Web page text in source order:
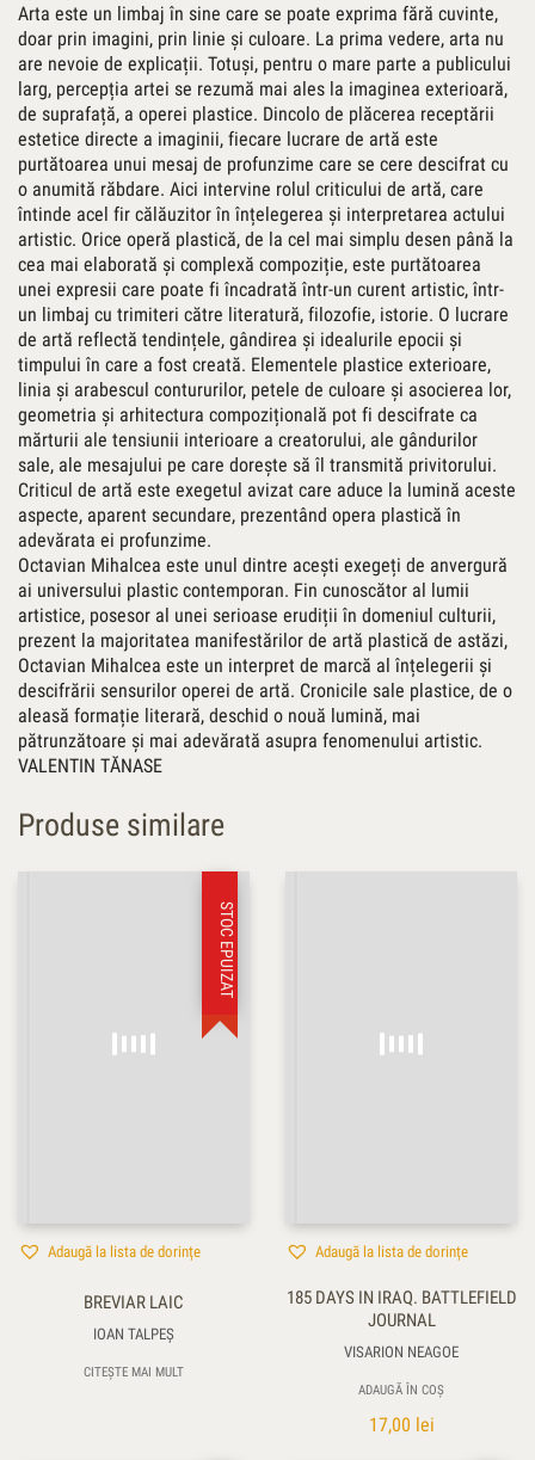
Arta este un limbaj în sine care se poate exprima fără cuvinte,
doar prin imagini, prin linie și culoare. La prima vedere, arta nu
are nevoie de explicații. Totuși, pentru o mare parte a publicului
larg, percepția artei se rezumă mai ales la imaginea exterioară,
de suprafață, a operei plastice. Dincolo de plăcerea receptării
estetice directe a imaginii, fiecare lucrare de artă este
purtătoarea unui mesaj de profunzime care se cere descifrat cu
o anumită răbdare. Aici intervine rolul criticului de artă, care
întinde acel fir călăuzitor în înțelegerea și interpretarea actului
artistic. Orice operă plastică, de la cel mai simplu desen până la
cea mai elaborată și complexă compoziție, este purtătoarea
unei expresii care poate fi încadrată într-un curent artistic, într-
un limbaj cu trimiteri către literatură, filozofie, istorie. O lucrare
de artă reflectă tendințele, gândirea și idealurile epocii și
timpului în care a fost creată. Elementele plastice exterioare,
linia și arabescul contururilor, petele de culoare și asocierea lor,
geometria și arhitectura compozițională pot fi descifrate ca
mărturii ale tensiunii interioare a creatorului, ale gândurilor
sale, ale mesajului pe care dorește să îl transmită privitorului.
Criticul de artă este exegetul avizat care aduce la lumină aceste
aspecte, aparent secundare, prezentând opera plastică în
adevărata ei profunzime.
Octavian Mihalcea este unul dintre acești exegeți de anvergură
ai universului plastic contemporan. Fin cunoscător al lumii
artistice, posesor al unei serioase erudiții în domeniul culturii,
prezent la majoritatea manifestărilor de artă plastică de astăzi,
Octavian Mihalcea este un interpret de marcă al înțelegerii și
descifrării sensurilor operei de artă. Cronicile sale plastice, de o
aleasă formație literară, deschid o nouă lumină, mai
pătrunzătoare și mai adevărată asupra fenomenului artistic.
VALENTIN TĂNASE
Produse similare
STOC EPUIZAT
Adaugă la lista de dorințe
BREVIAR LAIC
IOAN TALPEŞ
CITEȘTE MAI MULT
Adaugă la lista de dorințe
185 DAYS IN IRAQ. BATTLEFIELD
JOURNAL
VISARION NEAGOE
ADAUGĂ ÎN COȘ
17,00 lei